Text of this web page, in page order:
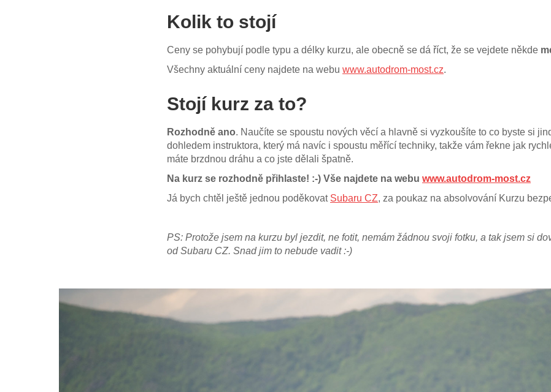
Kolik to stojí
Ceny se pohybují podle typu a délky kurzu, ale obecně se dá říct, že se vejdete někde
Všechny aktuální ceny najdete na webu www.autodrom-most.cz.
Stojí kurz za to?
Rozhodně ano. Naučíte se spoustu nových věcí a hlavně si vyzkoušíte to co byste si
dohledem instruktora, který má navíc i spoustu měřící techniky, takže vám řekne jak
máte brzdnou dráhu a co jste dělali špatně.
Na kurz se rozhodně přihlaste! :-) Vše najdete na webu www.autodrom-most.cz
Já bych chtěl ještě jednou poděkovat Subaru CZ, za poukaz na absolvování Kurzu
PS: Protože jsem na kurzu byl jezdit, ne fotit, nemám žádnou svoji fotku, a tak jsem si
od Subaru CZ. Snad jim to nebude vadit :-)